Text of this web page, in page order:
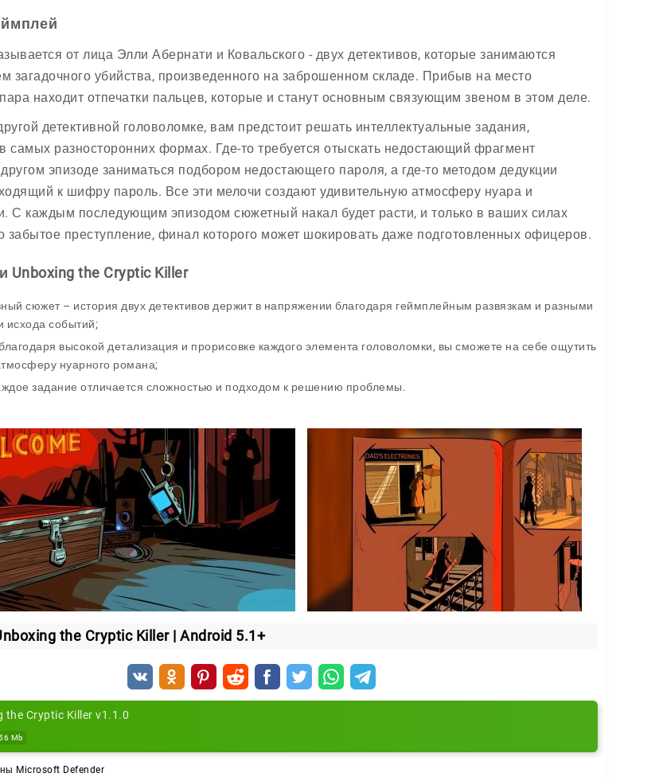
от лица Элли Абернати и Ковальского - двух детективов, которые занимаются
загадочного убийства, произведенного на заброшенном складе. Прибыв на место
находит отпечатки пальцев, которые и станут основным связующим звеном в этом деле.
детективной головоломке, вам предстоит решать интеллектуальные задания,
разносторонних формах. Где-то требуется отыскать недостающий фрагмент
эпизоде заниматься подбором недостающего пароля, а где-то методом дедукции
к шифру пароль. Все эти мелочи создают удивительную атмосферу нуара и
С каждым последующим эпизодом сюжетный накал будет расти, и только в ваших силах
забытое преступление, финал которого может шокировать даже подготовленных офицеров.
Unboxing the Cryptic Killer
сюжет – история двух детективов держит в напряжении благодаря геймплейным развязкам и разными
исхода событий;
высокой детализация и прорисовке каждого элемента головоломки, вы сможете на себе ощутить
нуарного романа;
задание отличается сложностью и подходом к решению проблемы.
the Cryptic Killer | Android 5.1+
the Cryptic Killer v1.1.0
Mb
Microsoft Defender